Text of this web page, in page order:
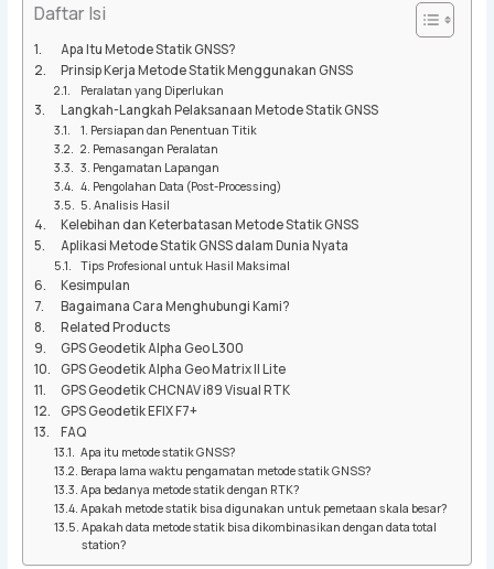
Daftar Isi
Apa Itu Metode Statik GNSS?
Prinsip Kerja Metode Statik Menggunakan GNSS
Peralatan yang Diperlukan
Langkah-Langkah Pelaksanaan Metode Statik GNSS
1. Persiapan dan Penentuan Titik
2. Pemasangan Peralatan
3. Pengamatan Lapangan
4. Pengolahan Data (Post-Processing)
5. Analisis Hasil
Kelebihan dan Keterbatasan Metode Statik GNSS
Aplikasi Metode Statik GNSS dalam Dunia Nyata
Tips Profesional untuk Hasil Maksimal
Kesimpulan
Bagaimana Cara Menghubungi Kami?
Related Products
GPS Geodetik Alpha Geo L300
GPS Geodetik Alpha Geo Matrix II Lite
GPS Geodetik CHCNAV i89 Visual RTK
GPS Geodetik EFIX F7+
FAQ
Apa itu metode statik GNSS?
Berapa lama waktu pengamatan metode statik GNSS?
Apa bedanya metode statik dengan RTK?
Apakah metode statik bisa digunakan untuk pemetaan skala besar?
Apakah data metode statik bisa dikombinasikan dengan data total
station?